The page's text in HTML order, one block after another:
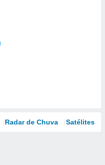
Radar de Chuva Satélites